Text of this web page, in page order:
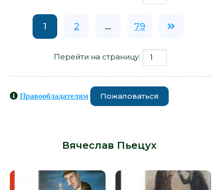
1 2 ... 79
Перейти на страницу:
Правообладателям Пожаловаться
Вячеслав Пьецух